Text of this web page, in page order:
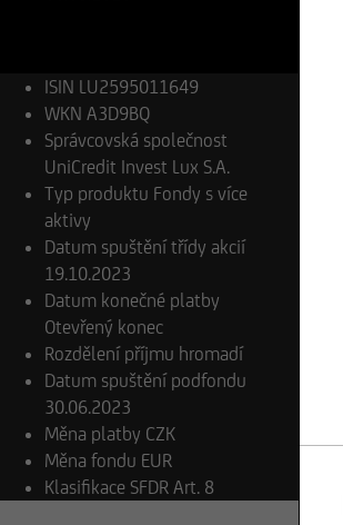
ISIN LU2595011649
WKN A3D9BQ
Správcovská společnost
UniCredit Invest Lux S.A.
Typ produktu Fondy s více
aktivy
Datum spuštění třídy akcií
19.10.2023
Datum konečné platby
Otevřený konec
Rozdělení příjmu hromadí
Datum spuštění podfondu
30.06.2023
Měna platby CZK
Měna fondu EUR
Klasifikace SFDR Art. 8